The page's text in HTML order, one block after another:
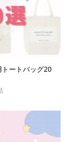
トートバッグ20